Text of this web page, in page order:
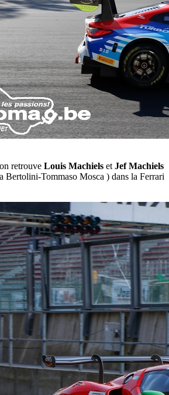
on retrouve Louis Machiels etJef Machiels
Bertolini-Tommaso Mosca ) dans la Ferrari